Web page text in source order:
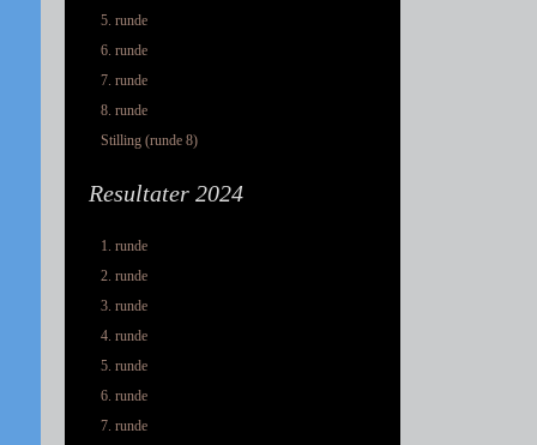
5. runde
6. runde
7. runde
8. runde
Stilling (runde 8)
Resultater 2024
1. runde
2. runde
3. runde
4. runde
5. runde
6. runde
7. runde